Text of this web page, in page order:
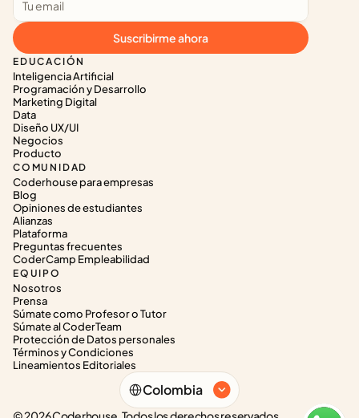
EDUCACIÓN
Inteligencia Artificial
Programación y Desarrollo
Marketing Digital
Data
Diseño UX/UI
Negocios
Producto
COMUNIDAD
Coderhouse para empresas
Blog
Opiniones de estudiantes
Alianzas
Plataforma
Preguntas frecuentes
CoderCamp Empleabilidad
EQUIPO
Nosotros
Prensa
Súmate como Profesor o Tutor
Súmate al CoderTeam
Protección de Datos personales
Términos y Condiciones
Lineamientos Editoriales
Suscribirme ahora
Select Language
Colombia